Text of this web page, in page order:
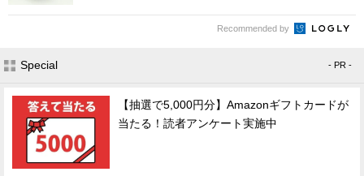
Recommended by
Special - PR -
【抽選で5,000円分】Amazonギフトカードが
当たる！読者アンケート実施中